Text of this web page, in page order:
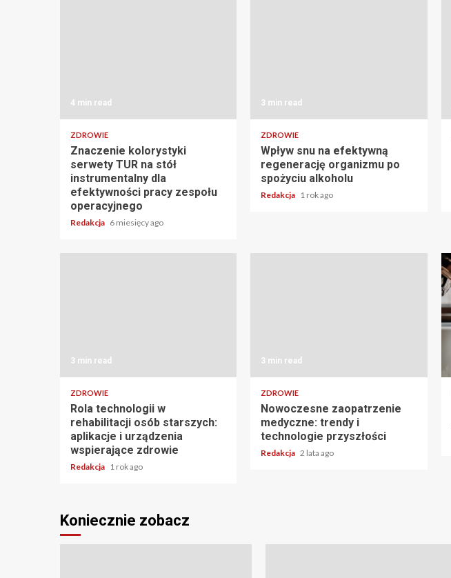
4 min read
ZDROWIE
Znaczenie kolorystyki
serwety TUR na stół
instrumentalny dla
efektywności pracy zespołu
operacyjnego
Redakcja 6 miesięcy ago
3 min read
ZDROWIE
Wpływ snu na efektywną
regenerację organizmu po
spożyciu alkoholu
Redakcja 1 rok ago
3 min read
ZDROWIE
Rola technologii w
rehabilitacji osób starszych:
aplikacje i urządzenia
wspierające zdrowie
Redakcja 1 rok ago
3 min read
ZDROWIE
Nowoczesne zaopatrzenie
medyczne: trendy i
technologie przyszłości
Redakcja 2 lata ago
Koniecznie zobacz